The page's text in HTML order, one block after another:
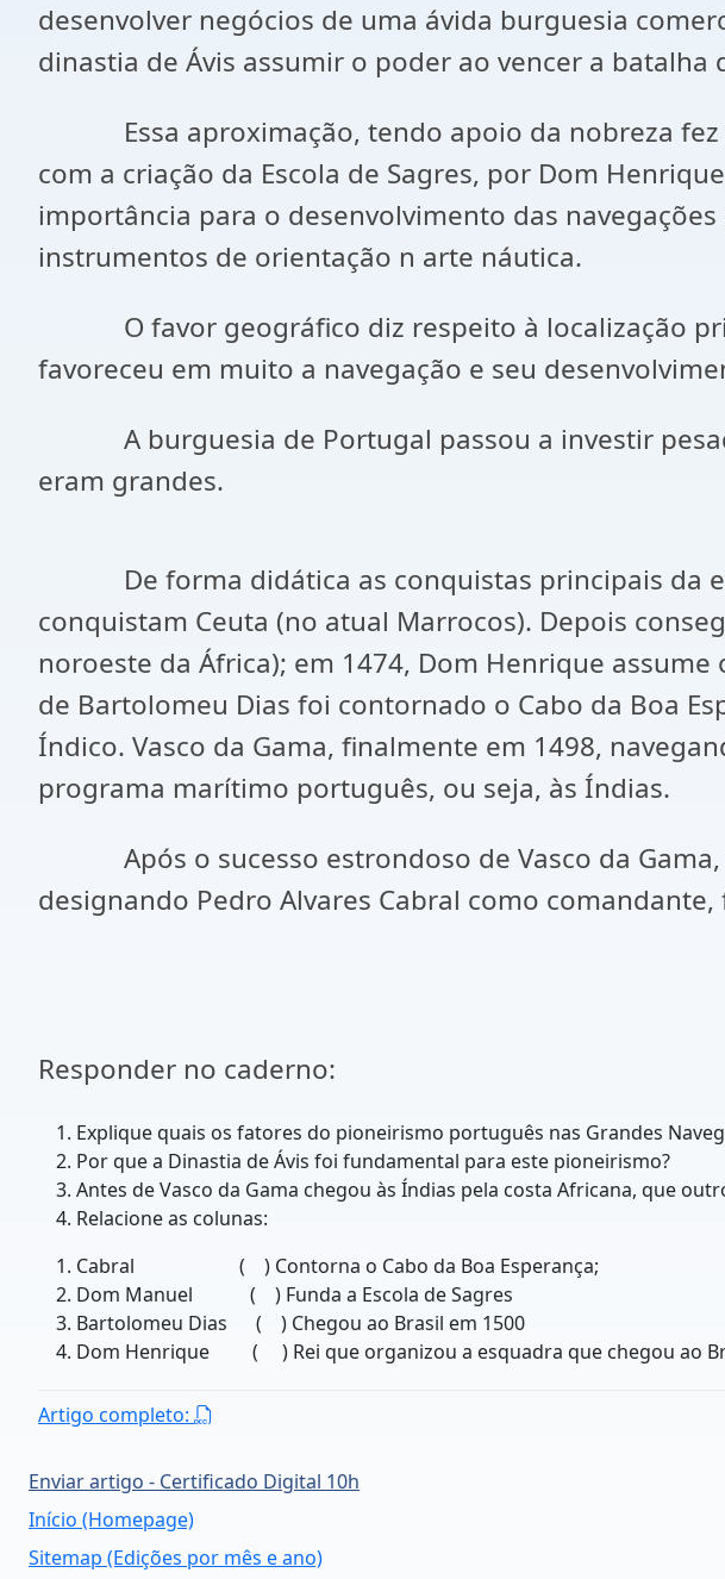
desenvolver negócios de uma ávida burguesia
dinastia de Ávis assumir o poder ao vencer a batalha
Essa aproximação, tendo apoio da nobreza fez
com a criação da Escola de Sagres, por Dom
importância para o desenvolvimento das
instrumentos de orientação n arte náutica.
O favor geográfico diz respeito à localização
favoreceu em muito a navegação e seu
A burguesia de Portugal passou a investir
eram grandes.
De forma didática as conquistas principais da
conquistam Ceuta (no atual Marrocos). Depois
noroeste da África); em 1474, Dom Henrique
de Bartolomeu Dias foi contornado o Cabo da Boa
Índico. Vasco da Gama, finalmente em 1498,
programa marítimo português, ou seja, às Índias.
Após o sucesso estrondoso de Vasco da Gama,
designando Pedro Alvares Cabral como
Responder no caderno:
Explique quais os fatores do pioneirismo português nas Grandes
Por que a Dinastia de Ávis foi fundamental para este pioneirismo?
Antes de Vasco da Gama chegou às Índias pela costa Africana, que
Relacione as colunas:
Cabral ( ) Contorna o Cabo da Boa Esperança;
Dom Manuel ( ) Funda a Escola de Sagres
Bartolomeu Dias ( ) Chegou ao Brasil em 1500
Dom Henrique ( ) Rei que organizou a esquadra que chegou ao
Artigo completo:
Enviar artigo - Certificado Digital 10h
Início (Homepage)
Sitemap (Edições por mês e ano)